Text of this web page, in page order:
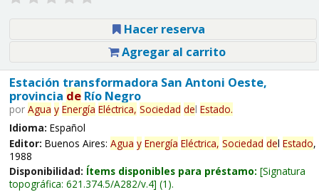
Hacer reserva
Agregar al carrito
Estación transformadora San Antoni Oeste,
provincia deRío Negro
por Agua y Energía Eléctrica, Sociedad del Estado.
Idioma: Español
Editor: Buenos Aires: Agua y Energía Eléctrica, Sociedad del Estado,
1988
Disponibilidad: Ítems disponibles para préstamo: Signatura
topográfica: 621.374.5/A282/v.4 (1).